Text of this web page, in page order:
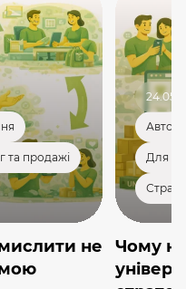
та продажі
не
Для
Чому